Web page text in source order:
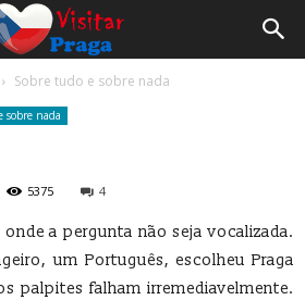
Sobre tudo e sobre nada
sobre nada
5375 4
a pergunta não seja vocalizada.
um Português, escolheu Praga
palpites falham irremediavelmente.